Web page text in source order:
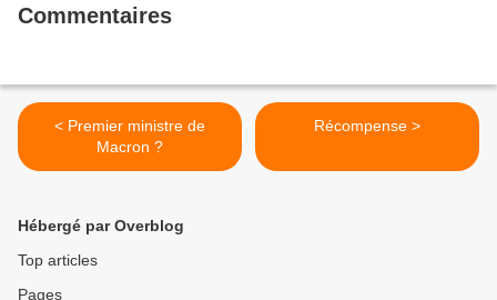
Commentaires
< Premier ministre de
Macron ?
Récompense >
Hébergé par Overblog
Top articles
Pages